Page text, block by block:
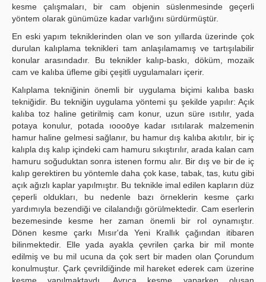
kesme çalışmaları, bir cam objenin süslenmesinde geçerli
yöntem olarak günümüze kadar varlığını sürdürmüştür.
En eski yapım tekniklerinden olan ve son yıllarda üzerinde çok
durulan kalıplama teknikleri tam anlaşılamamış ve tartışılabilir
konular arasındadır. Bu teknikler kalıp-baskı, döküm, mozaik
cam ve kalıba üfleme gibi çeşitli uygulamaları içerir.
Kalıplama tekniğinin önemli bir uygulama biçimi kalıba baskı
tekniğidir. Bu tekniğin uygulama yöntemi şu şekilde yapılır: Açık
kalıba toz haline getirilmiş cam konur, uzun süre ısıtılır, yada
potaya konulur, potada ıooo٥ye kadar ısıtılarak malzemenin
hamur haline gelmesi sağlanır, bu hamur dış kalıba akıtılır, bir iç
kalıpla dış kalıp içindeki cam hamuru sıkıştırılır, arada kalan cam
hamuru soğuduktan sonra istenen formu alır. Bir dış ve bir de iç
kalıp gerektiren bu yöntemle daha çok kase, tabak, tas, kutu gibi
açık ağızlı kaplar yapılmıştır. Bu teknikle imal edilen kapların düz
çeperli oldukları, bu nedenle bazı örneklerin kesme çarkı
yardımıyla bezendiği ve cilalandığı görülmektedir. Cam eserlerin
bezemesinde kesme her zaman önemli bir rol oynamıştır.
Dönen kesme çarkı Mısır'da Yeni Krallık çağından itibaren
bilinmektedir. Elle yada ayakla çevrilen çarka bir mil monte
edilmiş ve bu mil ucuna da çok sert bir maden olan Çorundum
konulmuştur. Çark çevrildiğinde mil hareket ederek cam üzerine